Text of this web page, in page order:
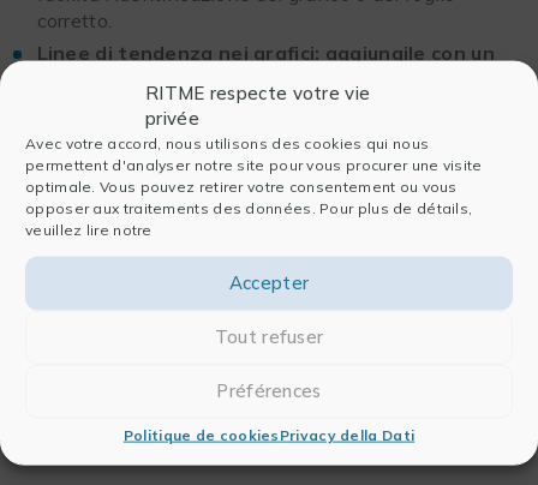
RITME respecte votre vie
privée
Avec votre accord, nous utilisons des cookies qui nous
permettent d'analyser notre site pour vous procurer une visite
optimale. Vous pouvez retirer votre consentement ou vous
opposer aux traitements des données. Pour plus de détails,
veuillez lire notre
Accepter
Tout refuser
Préférences
Politique de cookies Privacy della Dati
corretto.
Linee di tendenza nei grafici: aggiungile con un
Inserite una curva di tendenza direttamente dalla
barra degli strumenti ridotta . Potete scegliere tra sei
tipi (lineare, polinomiale, logaritmica…) e
personalizzare stile ed etichette.
Dimensioni e layout dei grafici nei report:
personalizzali visivamente
report: modificate il numero di colonne, applicate uno